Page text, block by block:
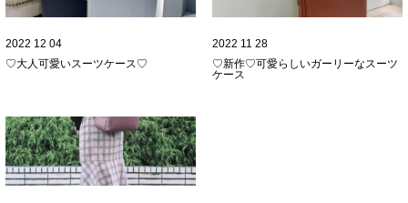
2022 12 04
♡大人可愛いスーツケース♡
2022 11 28
♡新作♡可愛らしいガーリーなスーツ
ケース